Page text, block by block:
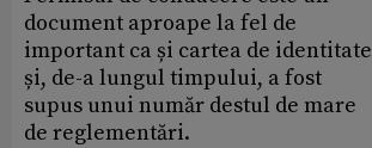
document aproape la fel de
important ca și cartea de identitate
și, de-a lungul timpului, a fost
supus unui număr destul de mare
de reglementări.